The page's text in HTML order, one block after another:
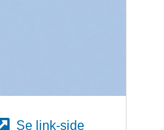
Se link-side